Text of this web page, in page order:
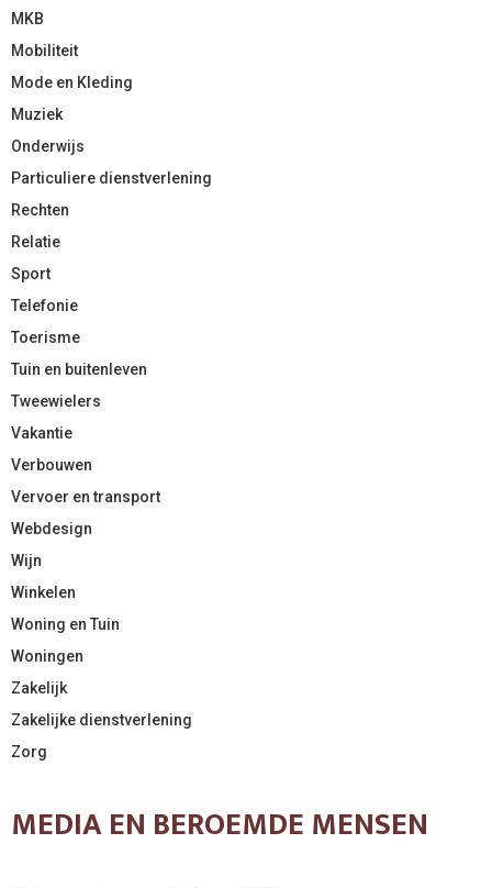
MKB
Mobiliteit
Mode en Kleding
Muziek
Onderwijs
Particuliere dienstverlening
Rechten
Relatie
Sport
Telefonie
Toerisme
Tuin en buitenleven
Tweewielers
Vakantie
Verbouwen
Vervoer en transport
Webdesign
Wijn
Winkelen
Woning en Tuin
Woningen
Zakelijk
Zakelijke dienstverlening
Zorg
MEDIA EN BEROEMDE MENSEN